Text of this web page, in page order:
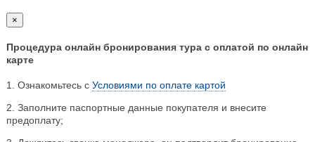
×
Процедура онлайн бронирования тура с оплатой по онлайн
карте
1. Ознакомьтесь с Условиями по оплате картой
2. Заполните паспортные данные покупателя и внесите
предоплату;